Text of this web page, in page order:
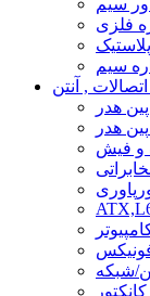
سیم
فلزی
سیم
پین هدر
و فیش
شبکه